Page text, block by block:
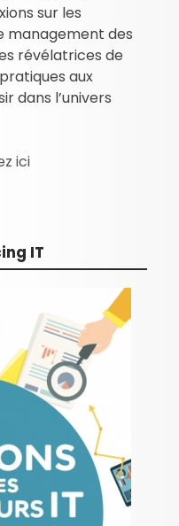
sur les
management des
révélatrices de
aux
dans l’univers
ici
IT